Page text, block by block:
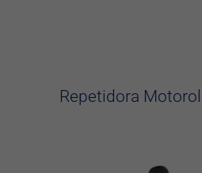
Repetidora